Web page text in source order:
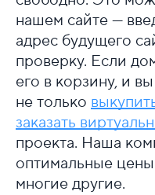
нашем сайте —
адрес будущего
проверку. Если
его в корзину, и
не только
заказать
проекта. Наша
оптимальные
многие другие.